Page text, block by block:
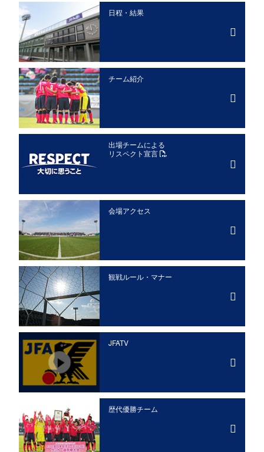
日程・結果
チーム紹介
出場チームによる
リスペクト宣言
会場アクセス
観戦ルール・マナー
JFATV
歴代優勝チーム